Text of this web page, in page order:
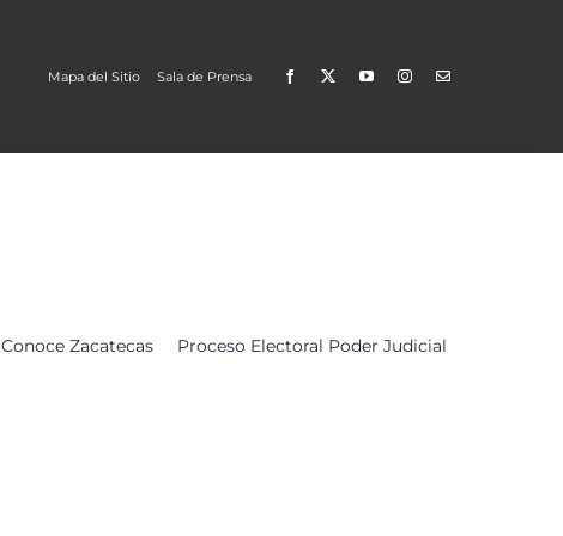
Mapa del Sitio Sala de Prensa
Conoce Zacatecas Proceso Electoral Poder Judicial